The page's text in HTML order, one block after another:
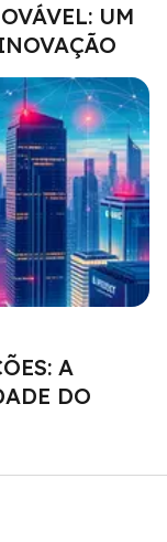
UM
A
DO